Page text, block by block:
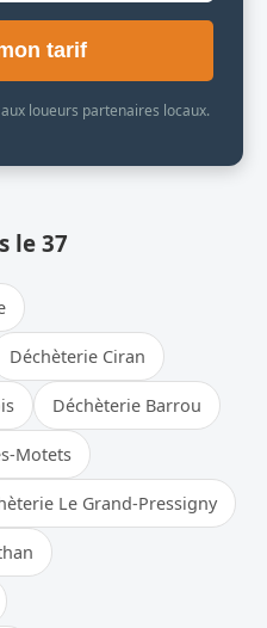
tarif
loueurs partenaires locaux.
le 37
Déchèterie Ciran
Déchèterie Barrou
Motets
Le Grand-Pressigny